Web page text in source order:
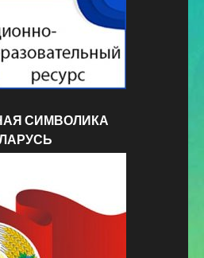
СИМВОЛИКА